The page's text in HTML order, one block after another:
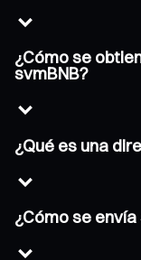
¿Cómo se
svmBNB?
¿Qué es una
¿Cómo se